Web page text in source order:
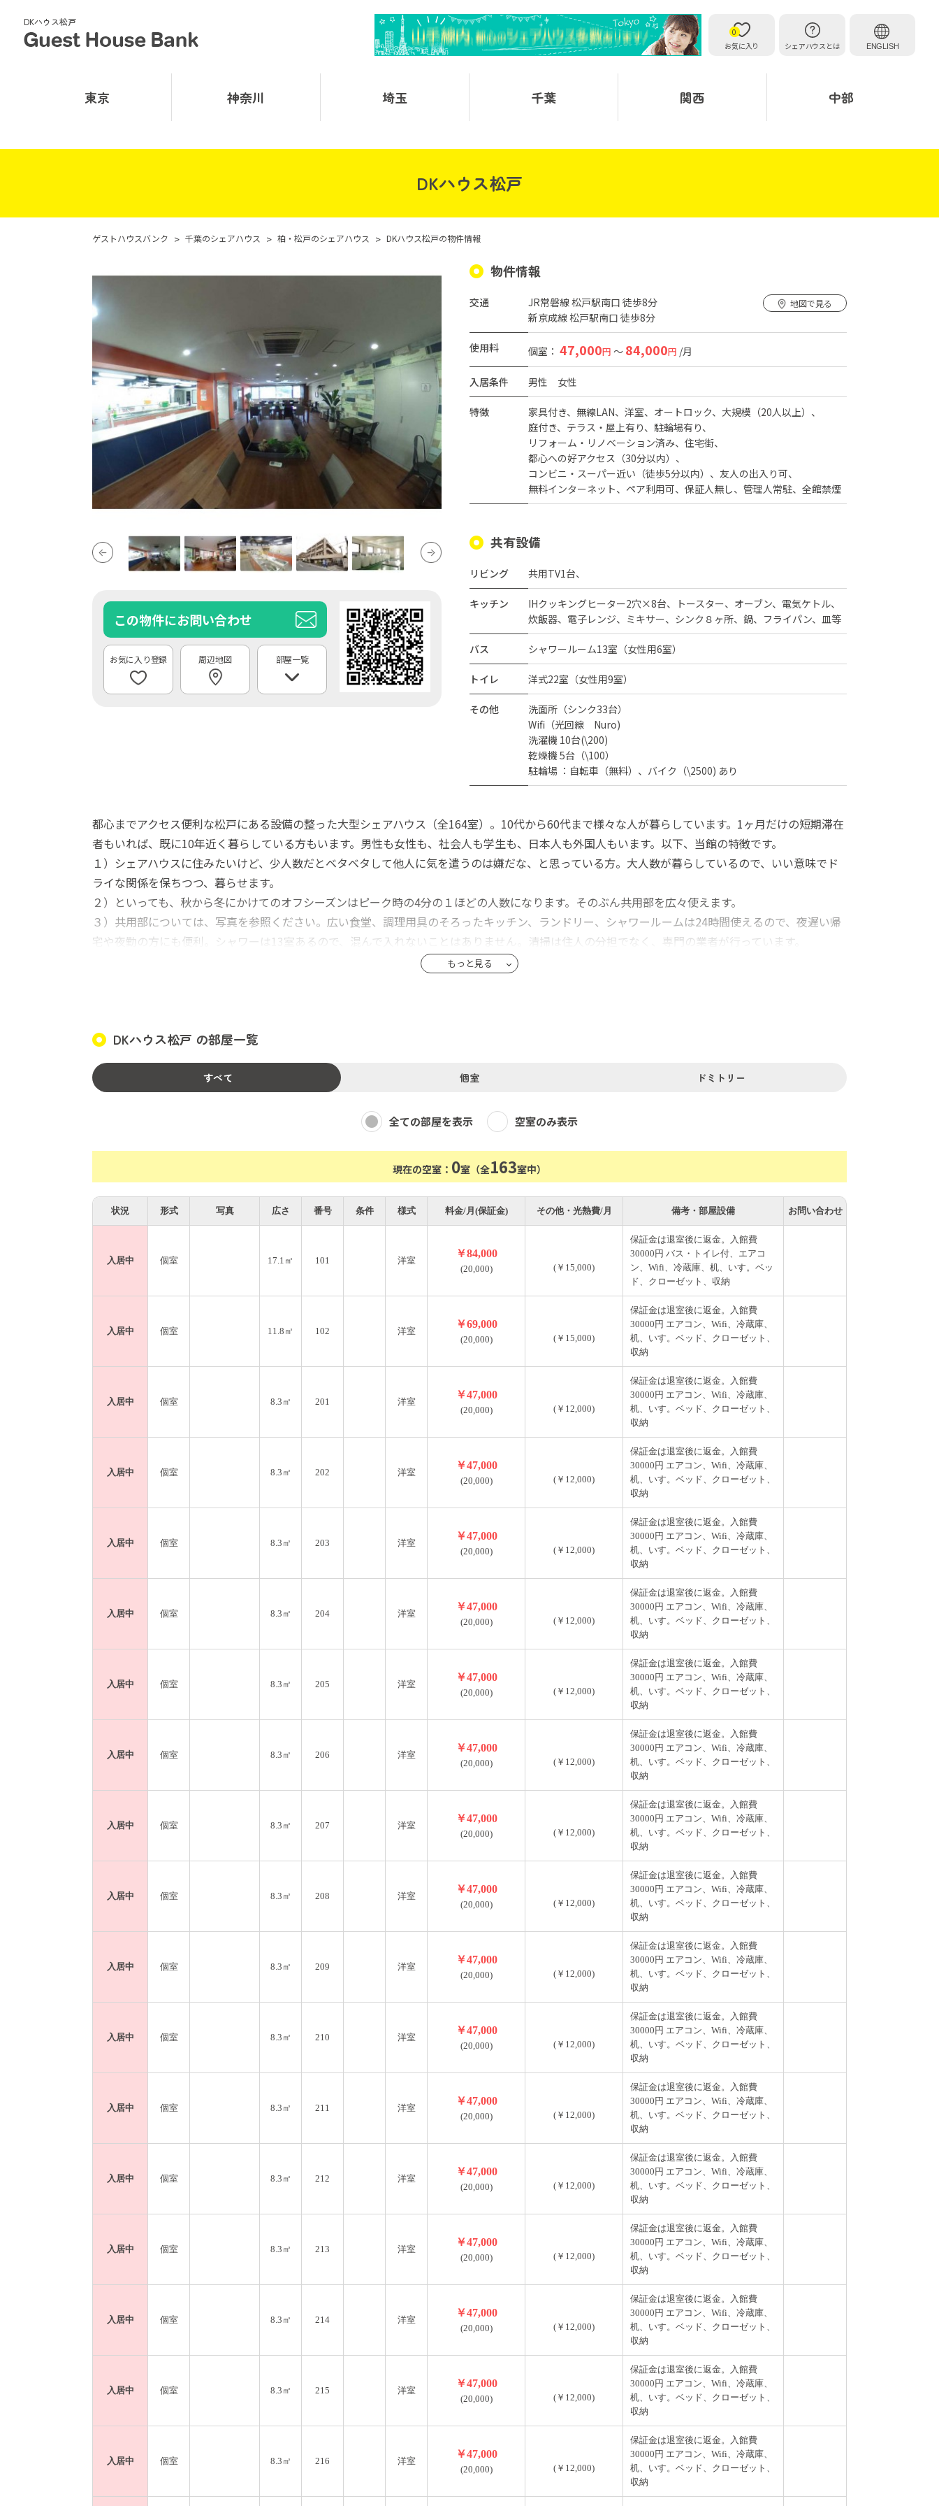
DKハウス松戸
お気に入り
0
シェアハウスとは
ENGLISH
東京 神奈川 埼玉 千葉 関西 中部
DKハウス松戸
ゲストハウスバンク > 千葉のシェアハウス > 柏・松戸のシェアハウス > DKハウス松戸の物件情報
この物件にお問い合わせ
周辺地図 部屋一覧
物件情報
交通
JR常磐線 松戸駅南口 徒歩8分
新京成線 松戸駅南口 徒歩8分
地図で見る
使用料 個室： 47,000円 ～ 84,000円 /月
入居条件 男性 女性
特徴 家具付き 無線LAN 洋室 オートロック
大規模（20人以上）
庭付き
テラス・屋上有り
駐輪場有り
リフォーム・リノベーション済み
住宅街
都心への好アクセス（30分以内）
コンビニ・スーパー近い（徒歩5分以内）
友人の出入り可
無料インターネット
ペア利用可 保証人無し 管理人常駐 全館禁煙
共有設備
リビング 共用TV1台、
キッチン
IHクッキングヒーター2穴×8台、トースター、オーブン、電気ケトル、
炊飯器、電子レンジ、ミキサー、シンク８ヶ所、鍋、フライパン、皿等
バス シャワールーム13室（女性用6室）
トイレ 洋式22室（女性用9室）
その他
洗面所（シンク33台）
Wifi（光回線 Nuro)
洗濯機 10台(\200)
乾燥機 5台（\100）
駐輪場 ：自転車（無料）、バイク（\2500) あり
都心までアクセス便利な松戸にある設備の整った大型シェアハウス（全164室）。10代から60代まで様々な人が暮らしています。1ヶ月だけの短期滞在
者もいれば、既に10年近く暮らしている方もいます。男性も女性も、社会人も学生も、日本人も外国人もいます。以下、当館の特徴です。
１）シェアハウスに住みたいけど、少人数だとベタベタして他人に気を遣うのは嫌だな、と思っている方。大人数が暮らしているので、いい意味でド
ライな関係を保ちつつ、暮らせます。
２）といっても、秋から冬にかけてのオフシーズンはピーク時の4分の１ほどの人数になります。そのぶん共用部を広々使えます。
３）共用部については、写真を参照ください。広い食堂、調理用具のそろったキッチン、ランドリー、シャワールームは24時間使えるので、夜遅い帰
宅や夜勤の方にも便利。シャワーは13室あるので、混んで入れないことはありません。清掃は住人の分担でなく、専門の業者が行っています。
４）共用部・居室ともWifiに接続可。ネットがフリーで使えると謳っていても、実際にはスピードが遅くてイライラする…なんてことはありません。
６）道路を隔ててドラッグストア（夜12時までオープン）、コンビニ（徒歩1分）、スーパー（徒歩5分）があります。夜中にちょっと小腹がすいたと
きでも、気軽に外に出られます。
７）3階は女性階。トイレ・洗面所も女性専用です。
８）英語圏からの外国人が多いシェアハウスなので、留学やワーホリから帰国して英語を使える環境にいたい方には向いています（2019年夏は、120
なにか質問がございましたら、些細なことでも遠慮なくお尋ねください。入居するしないにかかわらず、内覧はいつでも受け付けています。
もっと見る
DKハウス松戸 の部屋一覧
すべて 個室 ドミトリー
全ての部屋を表示 空室のみ表示
現在の空室： 0室（全163室中）
状況 形式 写真 広さ 番号 条件 様式 料金/月(保証金) その他・光熱費/月 備考・部屋設備 お問い合わせ
入居中 個室 17.1㎡ 101 洋室
￥84,000
(20,000) (￥15,000)
保証金は退室後に返金。入館費
30000円 バス・トイレ付、エアコ
ン、Wifi、冷蔵庫、机、いす。ベッ
ド、クローゼット、収納
入居中 個室 11.8㎡ 102 洋室
￥69,000
(20,000) (￥15,000)
保証金は退室後に返金。入館費
30000円 エアコン、Wifi、冷蔵庫、
机、いす。ベッド、クローゼット、
収納
入居中 個室 8.3㎡ 201 洋室
￥47,000
(20,000) (￥12,000)
保証金は退室後に返金。入館費
30000円 エアコン、Wifi、冷蔵庫、
机、いす。ベッド、クローゼット、
収納
入居中 個室 8.3㎡ 202 洋室
￥47,000
(20,000) (￥12,000)
保証金は退室後に返金。入館費
30000円 エアコン、Wifi、冷蔵庫、
机、いす。ベッド、クローゼット、
収納
入居中 個室 8.3㎡ 203 洋室
￥47,000
(20,000) (￥12,000)
保証金は退室後に返金。入館費
30000円 エアコン、Wifi、冷蔵庫、
机、いす。ベッド、クローゼット、
収納
入居中 個室 8.3㎡ 204 洋室
￥47,000
(20,000) (￥12,000)
保証金は退室後に返金。入館費
30000円 エアコン、Wifi、冷蔵庫、
机、いす。ベッド、クローゼット、
収納
入居中 個室 8.3㎡ 205 洋室
￥47,000
(20,000) (￥12,000)
保証金は退室後に返金。入館費
30000円 エアコン、Wifi、冷蔵庫、
机、いす。ベッド、クローゼット、
収納
入居中 個室 8.3㎡ 206 洋室
￥47,000
(20,000) (￥12,000)
保証金は退室後に返金。入館費
30000円 エアコン、Wifi、冷蔵庫、
机、いす。ベッド、クローゼット、
収納
入居中 個室 8.3㎡ 207 洋室
￥47,000
(20,000) (￥12,000)
保証金は退室後に返金。入館費
30000円 エアコン、Wifi、冷蔵庫、
机、いす。ベッド、クローゼット、
収納
入居中 個室 8.3㎡ 208 洋室
￥47,000
(20,000) (￥12,000)
保証金は退室後に返金。入館費
30000円 エアコン、Wifi、冷蔵庫、
机、いす。ベッド、クローゼット、
収納
入居中 個室 8.3㎡ 209 洋室
￥47,000
(20,000) (￥12,000)
保証金は退室後に返金。入館費
30000円 エアコン、Wifi、冷蔵庫、
机、いす。ベッド、クローゼット、
収納
入居中 個室 8.3㎡ 210 洋室
￥47,000
(20,000) (￥12,000)
保証金は退室後に返金。入館費
30000円 エアコン、Wifi、冷蔵庫、
机、いす。ベッド、クローゼット、
収納
入居中 個室 8.3㎡ 211 洋室
￥47,000
(20,000) (￥12,000)
保証金は退室後に返金。入館費
30000円 エアコン、Wifi、冷蔵庫、
机、いす。ベッド、クローゼット、
収納
入居中 個室 8.3㎡ 212 洋室
￥47,000
(20,000) (￥12,000)
保証金は退室後に返金。入館費
30000円 エアコン、Wifi、冷蔵庫、
机、いす。ベッド、クローゼット、
収納
入居中 個室 8.3㎡ 213 洋室
￥47,000
(20,000) (￥12,000)
保証金は退室後に返金。入館費
30000円 エアコン、Wifi、冷蔵庫、
机、いす。ベッド、クローゼット、
収納
入居中 個室 8.3㎡ 214 洋室
￥47,000
(20,000) (￥12,000)
保証金は退室後に返金。入館費
30000円 エアコン、Wifi、冷蔵庫、
机、いす。ベッド、クローゼット、
収納
入居中 個室 8.3㎡ 215 洋室
￥47,000
(20,000) (￥12,000)
保証金は退室後に返金。入館費
30000円 エアコン、Wifi、冷蔵庫、
机、いす。ベッド、クローゼット、
収納
入居中 個室 8.3㎡ 216 洋室
￥47,000
(20,000) (￥12,000)
保証金は退室後に返金。入館費
30000円 エアコン、Wifi、冷蔵庫、
机、いす。ベッド、クローゼット、
収納